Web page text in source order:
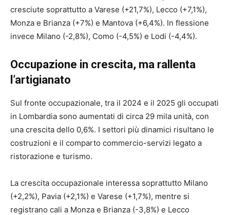
cresciute soprattutto a Varese (+21,7%), Lecco (+7,1%),
Monza e Brianza (+7%) e Mantova (+6,4%). In flessione
invece Milano (-2,8%), Como (-4,5%) e Lodi (-4,4%).
Occupazione in crescita, ma rallenta
l’artigianato
Sul fronte occupazionale, tra il 2024 e il 2025 gli occupati
in Lombardia sono aumentati di circa 29 mila unità, con
una crescita dello 0,6%. I settori più dinamici risultano le
costruzioni e il comparto commercio-servizi legato a
ristorazione e turismo.
La crescita occupazionale interessa soprattutto Milano
(+2,2%), Pavia (+2,1%) e Varese (+1,7%), mentre si
registrano cali a Monza e Brianza (-3,8%) e Lecco